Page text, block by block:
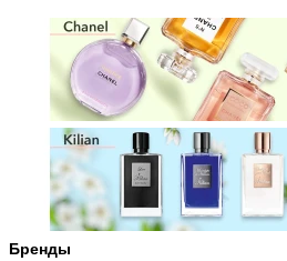
Бренды